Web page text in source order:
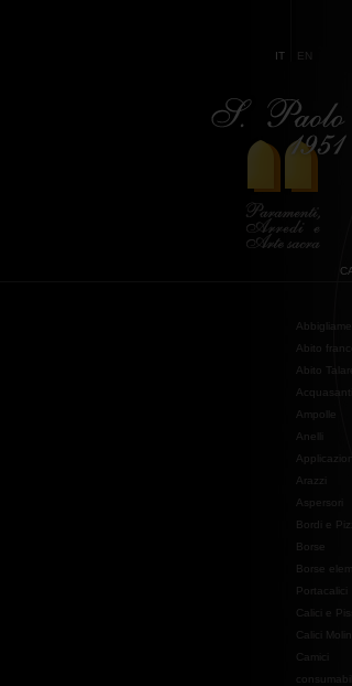
IT EN
Abito
Abito Talare
Ampolle
Anelli
Applicazioni
Arazzi
Aspersori
Bordi e
Borse
Borse
Portacalici
Calici e
Calici Molina
Camici
consumabili